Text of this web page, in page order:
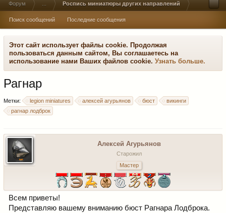
Форум Роспись миниатюры других направлений
Поиск сообщений Последние сообщения
Этот сайт использует файлы cookie. Продолжая
пользоваться данным сайтом, Вы соглашаетесь на
использование нами Ваших файлов cookie. Узнать больше.
Рагнар
Метки: legion miniatures алексей агурьянов бюст
викинги
рагнар лодброк
Алексей Агурьянов
Старожил
Мастер
Всем приветы!
Представляю вашему вниманию бюст Рагнара Лодброка.